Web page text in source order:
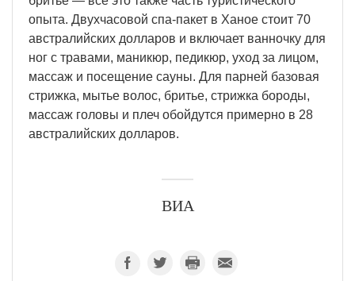
опыта. Двухчасовой спа-пакет в Ханое стоит 70
австралийских долларов и включает ванночку для
ног с травами, маникюр, педикюр, уход за лицом,
массаж и посещение сауны. Для парней базовая
стрижка, мытье волос, бритье, стрижка бороды,
массаж головы и плеч обойдутся примерно в 28
австралийских долларов.
ВИА